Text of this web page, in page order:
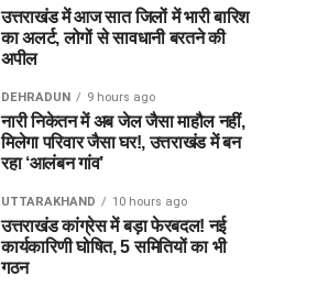
उत्तराखंड में आज सात जिलों में भारी बारिश
का अलर्ट, लोगों से सावधानी बरतने की
अपील
DEHRADUN 9 hours ago
नारी निकेतन में अब जेल जैसा माहौल नहीं,
मिलेगा परिवार जैसा घर!, उत्तराखंड में बन
रहा ‘आलंबन गांव’
UTTARAKHAND 10 hours ago
उत्तराखंड कांग्रेस में बड़ा फेरबदल! नई
कार्यकारिणी घोषित, 5 समितियों का भी
गठन